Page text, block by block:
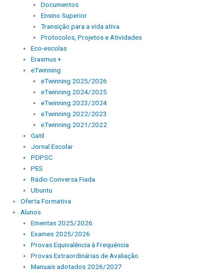
Documentos
Ensino Superior
Transição para a vida ativa
Protocolos, Projetos e Atividades
Eco-escolas
Erasmus +
eTwinning
eTwinning 2025/2026
eTwinning 2024/2025
eTwinning 2023/2024
eTwinning 2022/2023
eTwinning 2021/2022
Gatil
Jornal Escolar
PDPSC
PES
Rádio Conversa Fiada
Ubuntu
Oferta Formativa
Alunos
Ementas 2025/2026
Exames 2025/2026
Provas Equivalência à Frequência
Provas Extraordinárias de Avaliação
Manuais adotados 2026/2027